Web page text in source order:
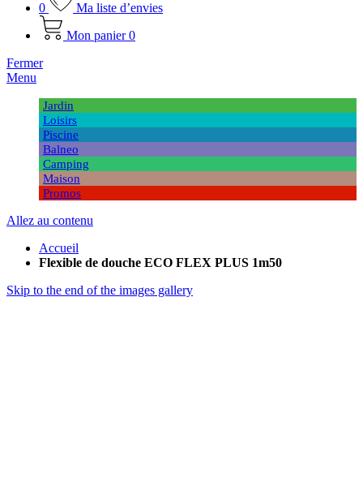
0
Ma liste d’envies
Mon panier 0
Fermer
Menu
Jardin
Loisirs
Piscine
Balneo
Camping
Maison
Promos
Allez au contenu
Accueil
Flexible de douche ECO FLEX PLUS 1m50
Skip to the end of the images gallery